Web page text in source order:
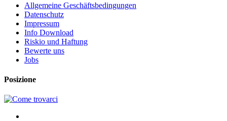
Allgemeine Geschäftsbedingungen
Datenschutz
Impressum
Info Download
Riskio und Haftung
Bewerte uns
Jobs
Posizione